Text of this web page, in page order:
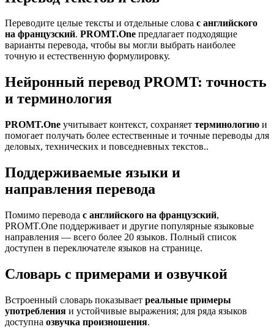
Переводите целые тексты и отдельные слова с английского
на французский. PROMT.One предлагает подходящие
варианты перевода, чтобы вы могли выбрать наиболее
точную и естественную формулировку.
Нейронный перевод PROMT: точность
и терминология
PROMT.One учитывает контекст, сохраняет терминологию и
помогает получать более естественные и точные переводы для
деловых, технических и повседневных текстов..
Поддерживаемые языки и
направления перевода
Помимо перевода с английского на французский,
PROMT.One поддерживает и другие популярные языковые
направления — всего более 20 языков. Полный список
доступен в переключателе языков на странице.
Словарь с примерами и озвучкой
Встроенный словарь показывает реальные примеры
употребления и устойчивые выражения; для ряда языков
доступна озвучка произношения.